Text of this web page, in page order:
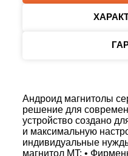
Андроид магнитолы
решение для
устройство создано
и максимальную
индивидуальные
магнитол MT: •